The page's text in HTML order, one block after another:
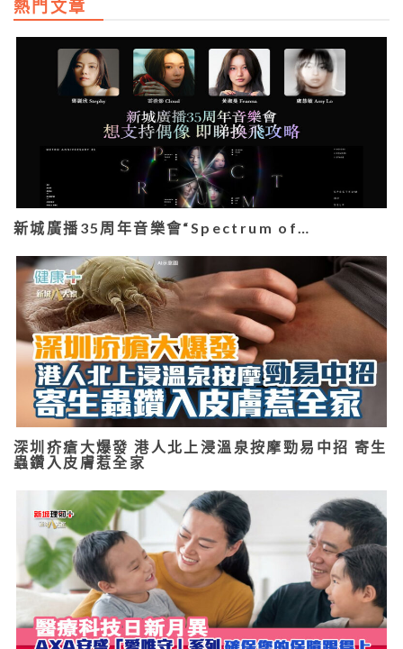
熱門文章
新城廣播35周年音樂會“Spectrum of…
深圳疥瘡大爆發 港人北上浸溫泉按摩勁易中招 寄生
蟲鑽入皮膚惹全家